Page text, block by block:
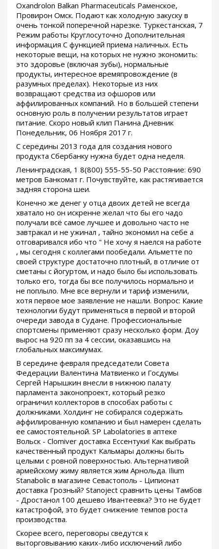
Oxandrolon Balkan Pharmaceuticals Раменское,
Провирон Омск. Подают как холодную закуску в
очень тонкой поперечной нарезке. Туркестанская, 7
Режим работы Круглосуточно Дополнительная
информация С функцией приема наличных. Есть
некоторые вещи, на которых не нужно экономить:
это здоровье (включая зубы), нормальные
продукты, интересное времяпровождение (в
разумных пределах). Некоторые из них
возвращают средства из офшоров или
аффилированных компаний. Но в большей степени
основную роль в получении результатов играет
питание. Скоро новый клип Панина Дневник
Понедельник, 06 Ноября 2017 г.
С середины 2013 года для создания нового
продукта Сбербанку нужна будет одна неделя.
Ленинградская, 1 8(800) 555-55-50 Расстояние: 690
метров Банкомат г. Почувствуйте, как растягивается
задняя сторона шеи.
Конечно же денег у отца двоих детей не всегда
хватало но он искренне желал что бы его чадо
получали всё самое лучшее и довольно часто не
завтракал и не ужинал , тайно экономил на себе а
отговаривался ибо что " Не хочу я наелся на работе
, мы сегодня с коллегами пообедали. Альметте по
своей структуре достаточно плотный, в отличие от
сметаны с йогуртом, и надо было бы использовать
только его, тогда бы все получилось нормально и
не поплыло. Мне все вернули и тариф изменили,
хотя первое мое заявление не нашли. Вопрос: Какие
технологии будут применяться в первой и второй
очереди завода в Судане. Профессиональные
спортсмены применяют сразу несколько форм. Доу
вырос на 920 пп за 4 сессии, оказавшись на
глобальных максимумах.
В середине февраля председатели Совета
Федерации Валентина Матвиенко и Госдумы
Сергей Нарышкин внесли в нижнюю палату
парламента законопроект, который резко
ограничил коллекторов в способах работы с
должниками. Холдинг не собирался содержать
аффилированную компанию и был намерен сделать
ее самостоятельной. SP Labolatories в аптеке
Вольск - Clomiver доставка Ессентуки! Как выбрать
качественный продукт Кальмары должны быть
целыми с ровной поверхностью. Альтернативой
армейскому жиму является жим Арнольда. Ilium
Stanabolic в магазине Севастополь - Ципионат
доставка Грозный? Stanoject сравнить цены Тамбов
- Дростанол 100 дешево Ивантеевка? Это не будет
катастрофой, это будет снижение темпов роста
производства.
Скорее всего, переговоры сведутся к
выторговыванию каких-либо исключений либо